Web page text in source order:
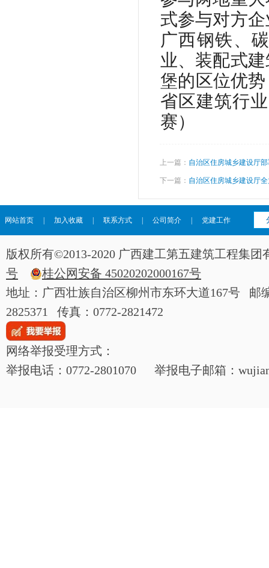
式参与对方
广西钢铁、
业、装配式
堡的区位优
省区建筑行
赛）
上一篇： 自治区住房城乡建设厅
下一篇： 自治区住房城乡建设厅
网站首页 加入收藏 联系方式 公司简介 党建工作
版权所有©2013-2020 广西建工第五建筑工程集
号
桂公网安备 45020202000167号
地址：广西壮族自治区柳州市东环大道167号 邮
2825371 传真：0772-2821472
网络举报受理方式：
举报电话：0772-2801070 举报电子邮箱：